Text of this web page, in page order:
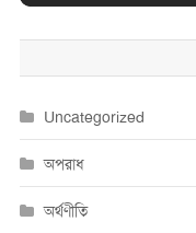
Uncategorized
অপরাধ
অর্থণীতি